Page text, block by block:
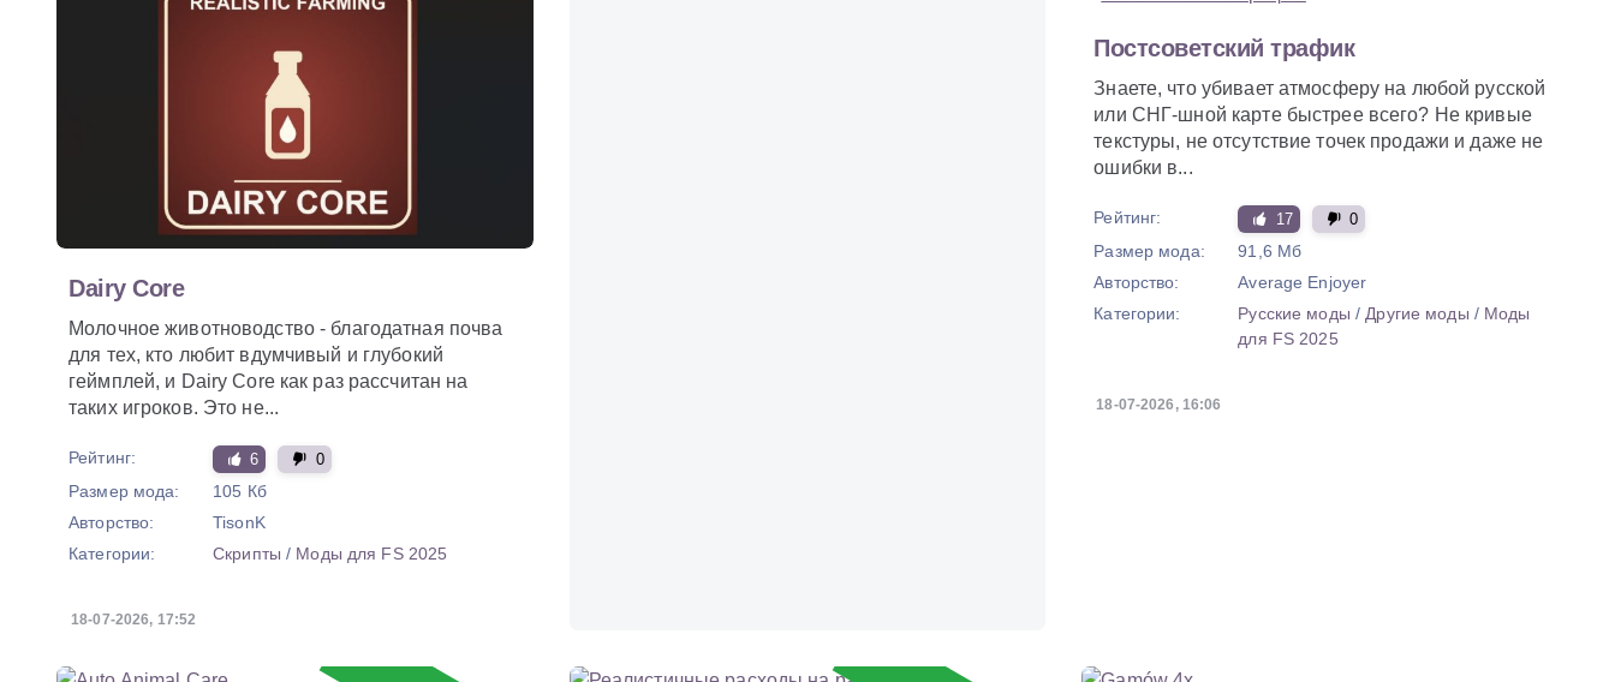
Dairy Core
Молочное животноводство - благодатная почва
для тех, кто любит вдумчивый и глубокий
геймплей, и Dairy Core как раз рассчитан на
таких игроков. Это не...
Рейтинг: 6 0
Размер мода:
105 Кб
Авторство:
TisonK
Категории:
Скрипты / Моды для FS 2025
18-07-2026, 17:52
Постсоветский трафик
Знаете, что убивает атмосферу на любой русской
или СНГ-шной карте быстрее всего? Не кривые
текстуры, не отсутствие точек продажи и даже не
ошибки в...
Рейтинг: 17 0
Размер мода:
91,6 Мб
Авторство:
Average Enjoyer
Категории:
Русские моды /Другие моды / Моды
для FS 2025
18-07-2026, 16:06